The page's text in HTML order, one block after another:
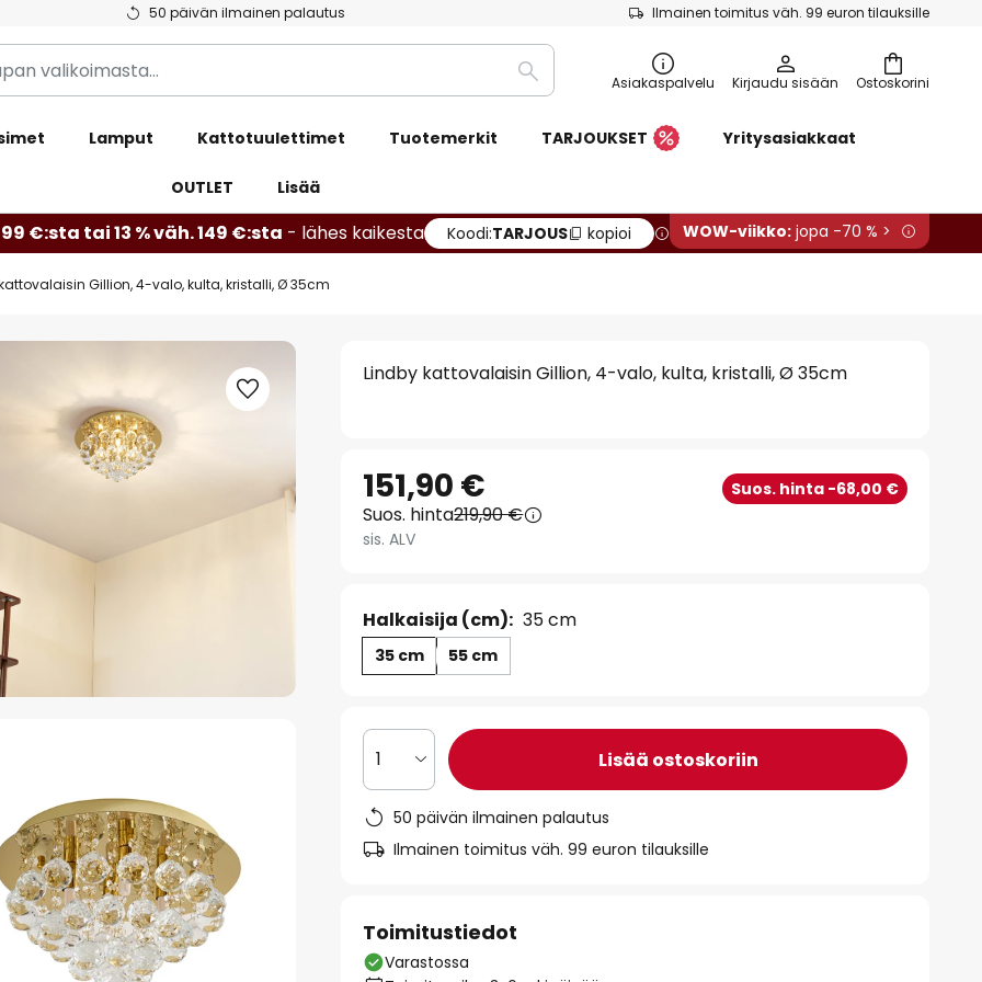
50 päivän ilmainen palautus Ilmainen toimitus väh. 99 euron tilauksille
Ostoskorini
Etsi Asiakaspalvelu Kirjaudu sisään
Lamput Kattotuulettimet Tuotemerkit TARJOUKSET Yritysasiakkaat
OUTLET Lisää
€:sta tai 13 % väh. 149 €:sta - lähes kaikesta Koodi:TARJOUS kopioi WOW-viikko: jopa -70 % >
Gillion, 4-valo, kulta, kristalli, Ø 35cm
Lindby kattovalaisin Gillion, 4-valo, kulta, kristalli, Ø 35cm
151,90 € Suos. hinta -68,00 €
Suos. hinta219,90 €
sis. ALV
Halkaisija (cm): 35 cm
35 cm 55 cm
1 Lisää ostoskoriin
50 päivän ilmainen palautus
Ilmainen toimitus väh. 99 euron tilauksille
Toimitustiedot
Varastossa